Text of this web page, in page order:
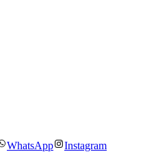
WhatsApp
Instagram